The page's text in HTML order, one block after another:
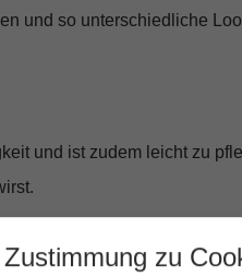
und so unterschiedliche
und ist zudem leicht zu
zu